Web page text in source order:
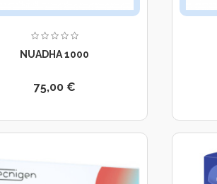
NUADHA 1000
75,00 €